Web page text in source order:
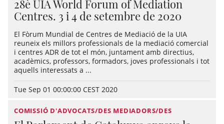
28è UIA World Forum of Mediation
Centres. 3 i 4 de setembre de 2020
El Fòrum Mundial de Centres de Mediació de la UIA
reuneix els millors professionals de la mediació comercial
i centres ADR de tot el món, juntament amb directius,
acadèmics, professors, formadors, joves professionals i tot
aquells interessats a ...
Tue Sep 01 00:00:00 CEST 2020
COMISSIÓ D'ADVOCATS/DES MEDIADORS/DES